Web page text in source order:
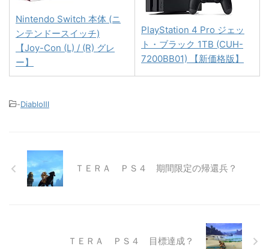
Nintendo Switch 本体 (ニ
ンテンドースイッチ)
【Joy-Con (L) / (R) グレ
ー】
PlayStation 4 Pro ジェッ
ト・ブラック 1TB (CUH-
7200BB01) 【新価格版】
-DiabloⅢ
ＴＥＲＡ ＰＳ４ 期間限定の帰還兵？
ＴＥＲＡ ＰＳ４ 目標達成？